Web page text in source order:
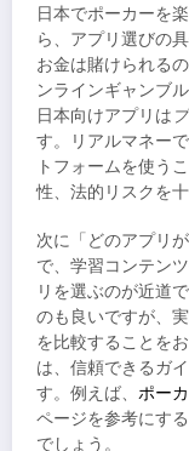
日本でポーカーを
ら、アプリ選びの
お金は賭けられる
ンラインギャンブ
日本向けアプリは
す。リアルマネー
トフォームを使う
性、法的リスクを
次に「どのアプリ
で、学習コンテン
リを選ぶのが近道
のも良いですが、
を比較することを
は、信頼できるガ
す。例えば、 ポー
ページを参考にす
でしょう。